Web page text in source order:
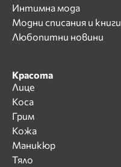
Интимна мода
Модни списания и книги
Любопитни новини
Красота
Лице
Коса
Грим
Кожа
Маникюр
Тяло